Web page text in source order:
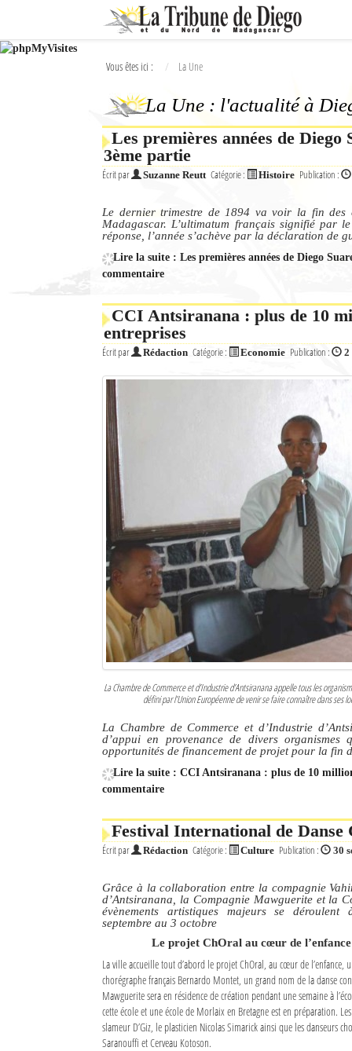
Ok
L'actualité à Diego Suarez
Le Nord de Madagascar
L'actualité du tourisme
Sites touristiques
Diego Suarez Pratique
La Tribune de Diego en PDF
Vous êtes ici : La Une
La Une : l'actualité à
Les premières années de
3ème partie
Écrit par Suzanne Reutt Catégorie : Histoire Publication :
Le dernier trimestre de 1894 va voir la fin
Madagascar. L’ultimatum français signifié par
réponse, l’année s’achève par la déclaration de
Lire la suite : Les premières années de Diego
commentaire
CCI Antsiranana : plus de 10
entreprises
Écrit par Rédaction Catégorie : Economie Publication : 2
La Chambre de Commerce et d’Industrie d’Antsiranana appelle tous les
défini par l’Union Européenne de venir se faire connaître dans ses
La Chambre de Commerce et d’Industrie
d’appui en provenance de divers
opportunités de financement de projet pour la fin
Lire la suite : CCI Antsiranana : plus de 10
commentaire
Festival International de
Écrit par Rédaction Catégorie : Culture Publication : 30
Grâce à la collaboration entre la compagnie
d’Antsiranana, la Compagnie Mawguerite et la
évènements artistiques majeurs se
septembre au 3 octobre
Le projet ChOral au cœur de
La ville accueille tout d’abord le projet ChOral, au cœur de l’enfance,
chorégraphe français Bernardo Montet, un grand nom de la danse
Mawguerite sera en résidence de création pendant une semaine à
cette école et une école de Morlaix en Bretagne est en préparation.
slameur D’Giz, le plasticien Nicolas Simarick ainsi que les danseurs
Saranouffi et Cerveau Kotoson.